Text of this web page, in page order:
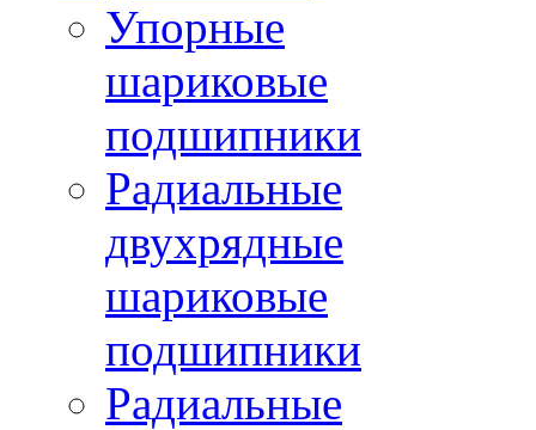
Упорные
шариковые
подшипники
Радиальные
двухрядные
шариковые
подшипники
Радиальные